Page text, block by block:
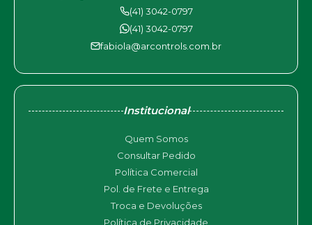
(41) 3042-0797
(41) 3042-0797
fabiola@arcontrols.com.br
Institucional
Quem Somos
Consultar Pedido
Política Comercial
Pol. de Frete e Entrega
Troca e Devoluções
Política de Privacidade